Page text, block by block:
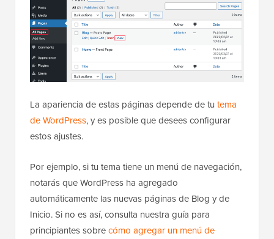
La apariencia de estas páginas depende de tu tema
de WordPress, y es posible que desees configurar
estos ajustes.
Por ejemplo, si tu tema tiene un menú de navegación,
notarás que WordPress ha agregado
automáticamente las nuevas páginas de Blog y de
Inicio. Si no es así, consulta nuestra guía para
principiantes sobrecómo agregar un menú de